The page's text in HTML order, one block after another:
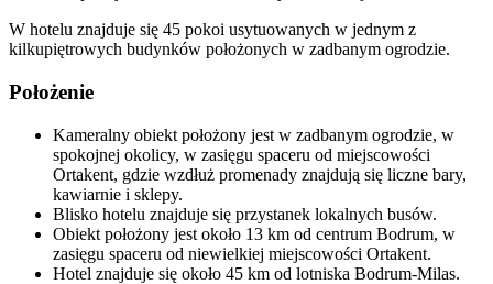
W hotelu znajduje się 45 pokoi usytuowanych w jednym z
kilkupiętrowych budynków położonych w zadbanym ogrodzie.
Położenie
Kameralny obiekt położony jest w zadbanym ogrodzie, w
spokojnej okolicy, w zasięgu spaceru od miejscowości
Ortakent, gdzie wzdłuż promenady znajdują się liczne bary,
kawiarnie i sklepy.
Blisko hotelu znajduje się przystanek lokalnych busów.
Obiekt położony jest około 13 km od centrum Bodrum, w
zasięgu spaceru od niewielkiej miejscowości Ortakent.
Hotel znajduje się około 45 km od lotniska Bodrum-Milas.